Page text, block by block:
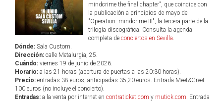
mindcrime the final chapter", que coincide con
la publicación a principios de mayo de
"Operation: mindcrime III", la tercera parte de la
trilogía discográfica. Consulta la agenda
completa de conciertos en Sevilla.
Dónde: Sala Custom.
Dirección: calle Metalurgia, 25.
Cuándo: viernes 19 de junio de 2026.
Horario: a las 21 horas (apertura de puertas a las 20:30 horas).
Precio: entradas 38 euros, anticipadas 35,20 euros. Entrada Meet&Greet
100 euros (no incluye el concierto).
Entradas: a la venta por internet en contraticket.com y mutick.com. Entrada